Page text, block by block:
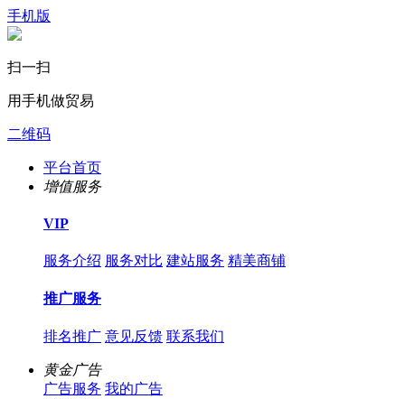
手机版
扫一扫
用手机做贸易
二维码
平台首页
增值服务
VIP
服务介绍 服务对比 建站服务 精美商铺
推广服务
排名推广 意见反馈 联系我们
黄金广告
广告服务 我的广告